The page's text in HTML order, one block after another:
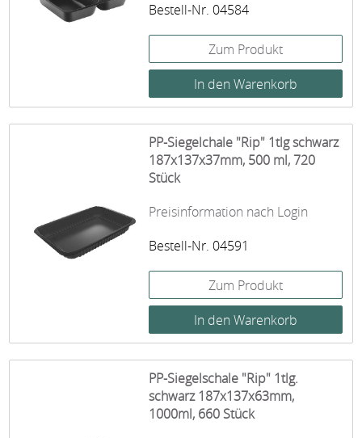
Bestell-Nr. 04584
Zum Produkt
PP-Siegelchale "Rip" 1tlg schwarz
187x137x37mm, 500 ml, 720
Stück
Preisinformation nach Login
Bestell-Nr. 04591
Zum Produkt
PP-Siegelschale "Rip" 1tlg.
schwarz 187x137x63mm,
1000ml, 660 Stück